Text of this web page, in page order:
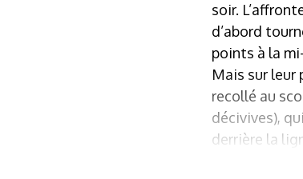
soir.
d’abord
points à la
Mais sur leur
recollé au
décivives),
derrière la